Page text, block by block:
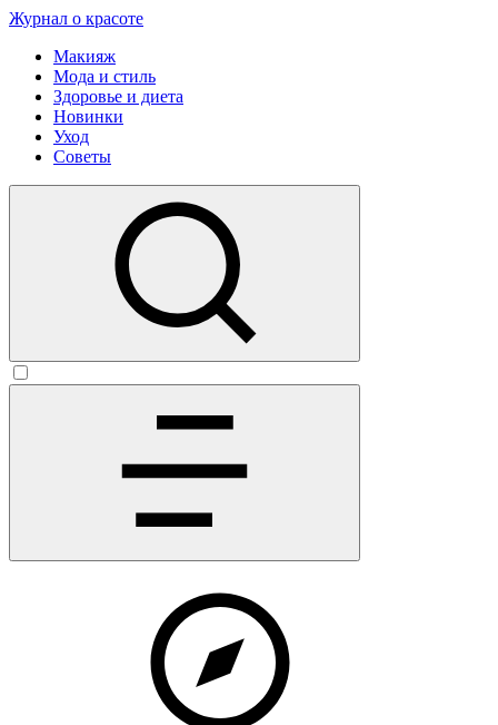
Журнал о красоте
Макияж
Мода и стиль
Здоровье и диета
Новинки
Уход
Советы